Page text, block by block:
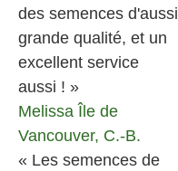
des semences d'aussi
grande qualité, et un
excellent service
aussi ! »
Melissa Île de
Vancouver, C.-B.
« Les semences de